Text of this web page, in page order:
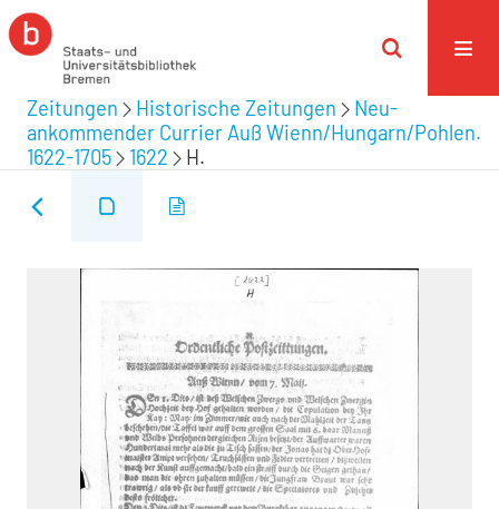
Zeitungen Historische Zeitungen
Neu-
ankommender Currier Auß Wienn/Hungarn/Pohlen.
1622-1705
1622 H.